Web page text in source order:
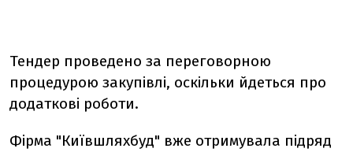
Тендер проведено за переговорною
процедурою закупівлі, оскільки йдеться про
додаткові роботи.
Фірма "Київшляхбуд" вже отримувала підряд